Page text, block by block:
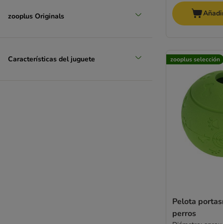
zooplus Originals
Características del juguete zooplus selección
Pelota
perros